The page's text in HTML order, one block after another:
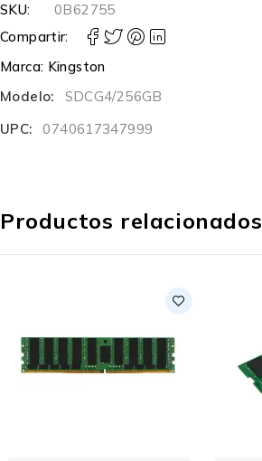
SKU:
0B62755
Compartir:
Marca: Kingston
Modelo:
SDCG4/256GB
UPC:
0740617347999
Productos relacionados